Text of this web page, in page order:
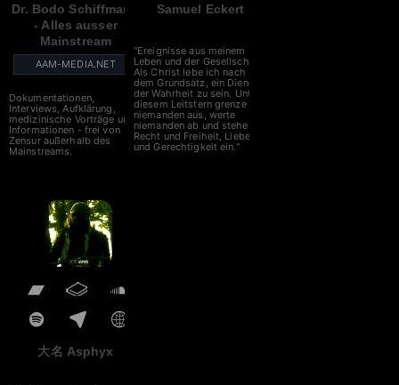
Dr. Bodo Schiffmann
- Alles ausser
Mainstream
AAM-MEDIA.NET
Dokumentationen,
Interviews, Aufklärung,
medizinische Vorträge und
Informationen - frei von
Zensur außerhalb des
Mainstreams.
Samuel Eckert
"Ereignisse aus meinem
Leben und der Gesellschaft.
Als Christ lebe ich nach
dem Grundsatz, ein Diener
der Wahrheit zu sein. Unter
diesem Leitstern grenze ich
niemanden aus, werte
niemanden ab und stehe für
Recht und Freiheit, Liebe
und Gerechtigkeit ein."
大名 Asphyx